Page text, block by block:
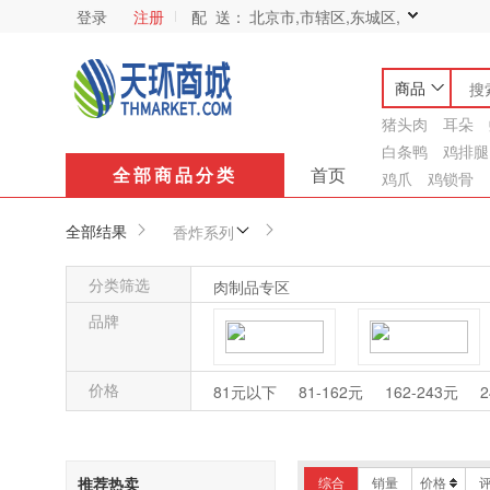
登录 注册 配 送： 北京市,市辖区,东城区,
商品
猪头肉
耳朵
白条鸭
鸡排腿
鸡爪
鸡锁骨
全部商品分类 首页
全部结果 香炸系列
分类筛选
肉制品专区
品牌
安井 高旺高
价格 81元以下 81-162元 162-243元
推荐热卖 综合 销量 价格